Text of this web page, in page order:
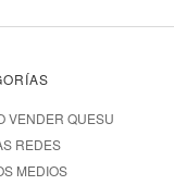
VENDER QUESU
REDES
MEDIOS